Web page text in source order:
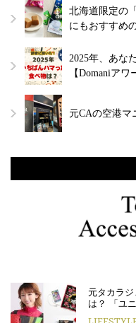
北海道限定の
にもおすすめ
2025年、あな
【Domaniアワ
元CAの空港マ
元タカラ
は？ 「ユ